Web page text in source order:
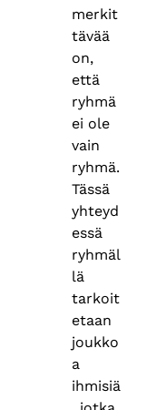
merkit
tävää
on,
että
ryhmä
ei ole
vain
ryhmä.
Tässä
yhteyd
essä
ryhmäl
lä
tarkoit
etaan
joukko
a
ihmisiä